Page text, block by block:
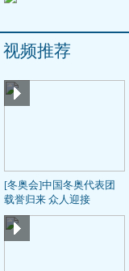
视频推荐
[冬奥会]中国冬奥代表团
载誉归来 众人迎接